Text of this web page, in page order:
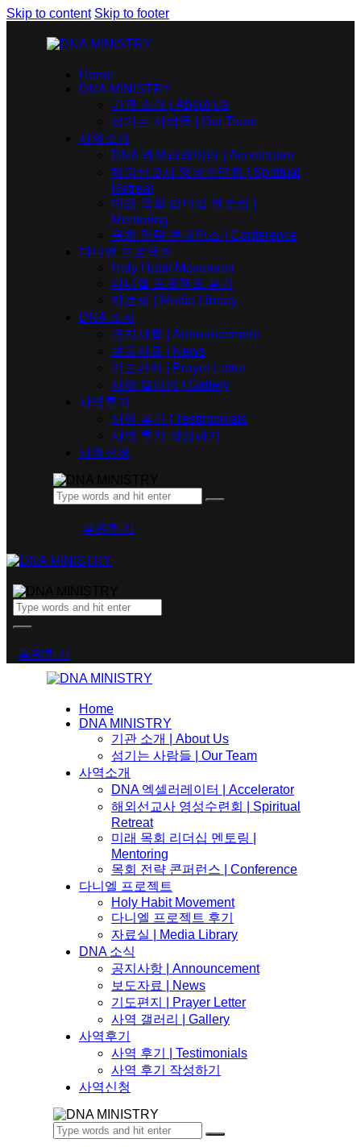
Skip to content Skip to footer
Home
DNA MINISTRY
기관 소개 | About Us
섬기는 사람들 | Our Team
사역소개
DNA 엑셀러레이터​ | Accelerator
해외선교사 영성수련회 | Spiritual
Retreat
미래 목회 리더십 멘토링 |
Mentoring
목회 전략 콘퍼런스 | Conference
다니엘 프로젝트
Holy Habit Movement
다니엘 프로젝트 후기
자료실 | Media Library
DNA 소식
공지사항 | Announcement
보도자료 | News
기도편지 | Prayer Letter
사역 갤러리 | Gallery
사역후기
사역 후기 | Testimonials
사역 후기 작성하기
사역신청
후원하기
후원하기
Home
DNA MINISTRY
기관 소개 | About Us
섬기는 사람들 | Our Team
사역소개
DNA 엑셀러레이터​ | Accelerator
해외선교사 영성수련회 | Spiritual
Retreat
미래 목회 리더십 멘토링 |
Mentoring
목회 전략 콘퍼런스 | Conference
다니엘 프로젝트
Holy Habit Movement
다니엘 프로젝트 후기
자료실 | Media Library
DNA 소식
공지사항 | Announcement
보도자료 | News
기도편지 | Prayer Letter
사역 갤러리 | Gallery
사역후기
사역 후기 | Testimonials
사역 후기 작성하기
사역신청